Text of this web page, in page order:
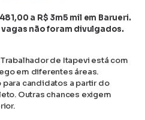
a R$ 3m5 mil em Barueri.
não foram divulgados.
de Itapevi está com
em diferentes áreas.
candidatos a partir do
Outras chances exigem